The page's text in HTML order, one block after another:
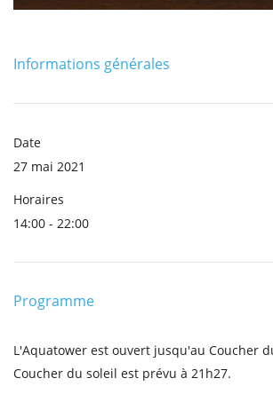
Informations générales
Date
27 mai 2021
Horaires
14:00 - 22:00
Programme
L'Aquatower est ouvert jusqu'au Coucher
Coucher du soleil est prévu à 21h27.